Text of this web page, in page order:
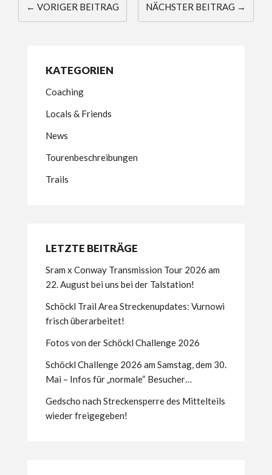
← VORIGER BEITRAG NÄCHSTER BEITRAG →
KATEGORIEN
Coaching
Locals & Friends
News
Tourenbeschreibungen
Trails
LETZTE BEITRÄGE
Sram x Conway Transmission Tour 2026 am
22. August bei uns bei der Talstation!
Schöckl Trail Area Streckenupdates: Vurnowi
frisch überarbeitet!
Fotos von der Schöckl Challenge 2026
Schöckl Challenge 2026 am Samstag, dem 30.
Mai – Infos für „normale“ Besucher…
Gedscho nach Streckensperre des Mittelteils
wieder freigegeben!